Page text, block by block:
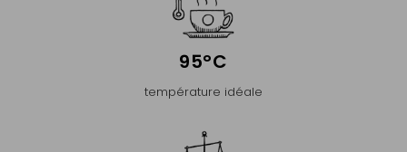
95°C
température idéale